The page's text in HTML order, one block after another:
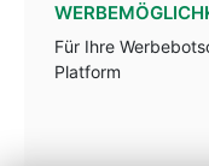
Für Ihre
Platform